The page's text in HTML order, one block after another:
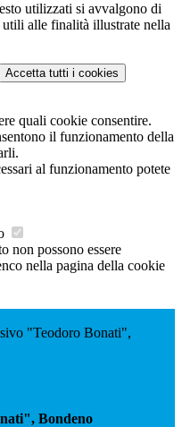
utilizzati si avvalgono di
alle finalità illustrate nella
Accetta tutti i cookies
quali cookie consentire.
il funzionamento della
al funzionamento potete
non possono essere
nella pagina della cookie
"Teodoro Bonati",
Bondeno